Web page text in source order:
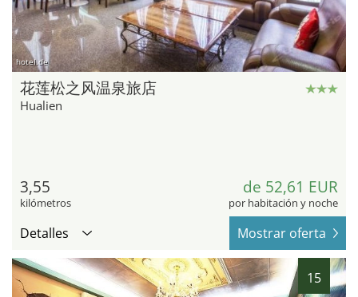
hotel.de
花莲松之风温泉旅店
Hualien
3,55
kilómetros
de 52,61 EUR
por habitación y noche
Detalles Mostrar oferta
15